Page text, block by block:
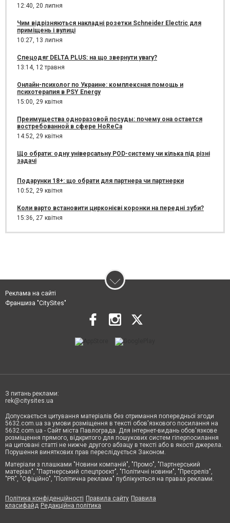
12:40, 20 липня
Чим відрізняються накладні розетки Schneider Electric для
приміщень і вулиці
10:27, 13 липня
Спецодяг DELTA PLUS: на що звернути увагу?
13:14, 12 травня
Онлайн-психолог по Украине: комплексная помощь и
психотерапия в PSY Energy
15:00, 29 квітня
Преимущества одноразовой посуды: почему она остается
востребованной в сфере HoReCa
14:52, 29 квітня
Що обрати: одну універсальну POD-систему чи кілька під різні
задачі
Подарунки 18+: що обрати для партнера чи партнерки
10:52, 29 квітня
Коли варто встановити цирконієві коронки на передні зуби?
15:36, 27 квітня
Реклама на сайті
Франшиза "CitySites"
З питань реклами:
rek@citysites.ua
Допускається цитування матеріалів без отримання попередньої згоди
5632.com.ua за умови розміщення в тексті обов'язкового посилання на
5632.com.ua - Сайт міста Павлограда. Для інтернет-видань обов'язкове
розміщення прямого, відкритого для пошукових систем гіперпосилання
на цитовані статті не нижче другого абзацу в тексті або в якості джерела.
Порушення виняткових прав переслідується Законом.
Матеріали з плашками "Новини компаній", "Промо", "Партнерський
матеріал", "Партнерський спецпроєкт", "Політичні новини", "Пресреліз",
"PR", "Офіційно", "Політична реклама" публікуються на правах реклами.
Політика конфіденційності Правила сайту Правила
класифайд Редакційна політика